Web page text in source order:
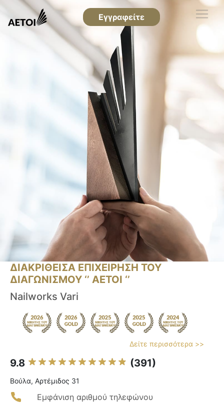
Εγγραφείτε
ΔΙΑΚΡΙΘΕΙΣΑ ΕΠΙΧΕΙΡΗΣΗ ΤΟΥ
ΔΙΑΓΩΝΙΣΜΟΥ ‘’ ΑΕΤΟΙ ‘’
Nailworks Vari
Δείτε περισσότερα >>
9.8 (391)
Βούλα, Αρτέμιδος 31
Εμφάνιση αριθμού τηλεφώνου